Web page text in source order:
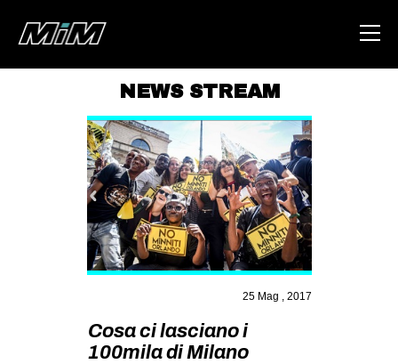
ABOUT
AREA
DEGENERAZIONE
GAZA FREESTYLE
STUDENTI TSUNAMI
NEWS STREAM
25 Mag , 2017
Cosa ci lasciano i
100mila di Milano